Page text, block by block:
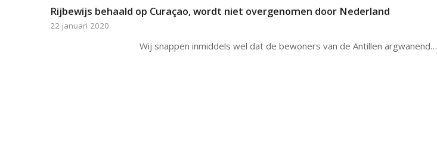
Rijbewijs behaald op Curaçao, wordt niet overgenomen door Nederland
22 januari 2020
Wij snappen inmiddels wel dat de bewoners van de Antillen argwanend…